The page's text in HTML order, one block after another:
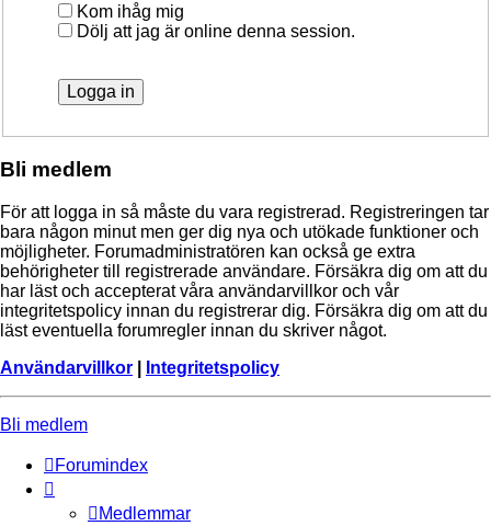
Kom ihåg mig
Dölj att jag är online denna session.
Bli medlem
För att logga in så måste du vara registrerad. Registreringen tar
bara någon minut men ger dig nya och utökade funktioner och
möjligheter. Forumadministratören kan också ge extra
behörigheter till registrerade användare. Försäkra dig om att du
har läst och accepterat våra användarvillkor och vår
integritetspolicy innan du registrerar dig. Försäkra dig om att du
läst eventuella forumregler innan du skriver något.
Användarvillkor
Integritetspolicy
Bli medlem
Forumindex
Medlemmar